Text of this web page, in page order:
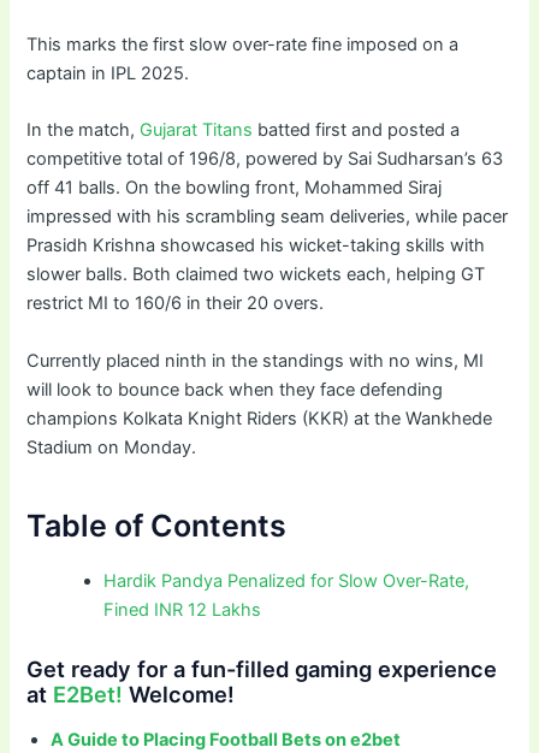
This marks the first slow over-rate fine imposed on a
captain in IPL 2025.
In the match, Gujarat Titans batted first and posted a
competitive total of 196/8, powered by Sai Sudharsan’s 63
off 41 balls. On the bowling front, Mohammed Siraj
impressed with his scrambling seam deliveries, while pacer
Prasidh Krishna showcased his wicket-taking skills with
slower balls. Both claimed two wickets each, helping GT
restrict MI to 160/6 in their 20 overs.
Currently placed ninth in the standings with no wins, MI
will look to bounce back when they face defending
champions Kolkata Knight Riders (KKR) at the Wankhede
Stadium on Monday.
Table of Contents
Hardik Pandya Penalized for Slow Over-Rate,
Fined INR 12 Lakhs
Get ready for a fun-filled gaming experience
at E2Bet! Welcome!
A Guide to Placing Football Bets on e2bet